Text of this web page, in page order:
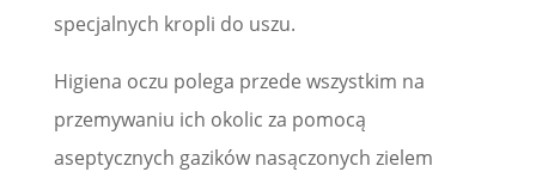
specjalnych kropli do uszu.
Higiena oczu polega przede wszystkim na
przemywaniu ich okolic za pomocą
aseptycznych gazików nasączonych zielem